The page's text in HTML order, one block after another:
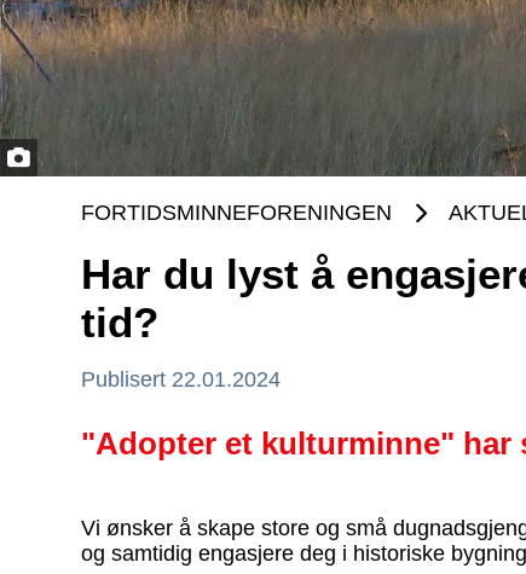
FORTIDSMINNEFORENINGEN
Har du lyst å
tid?
Publisert 22.01.2024
"Adopter et kulturminne" har
Vi ønsker å skape store og små
og samtidig engasjere deg i historiske